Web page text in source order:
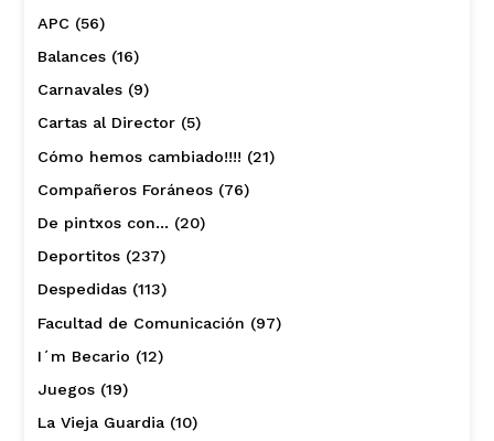
APC(56)
Balances(16)
Carnavales(9)
Cartas al Director(5)
Cómo hemos cambiado!!!! (21)
Compañeros Foráneos(76)
De pintxos con… (20)
Deportitos(237)
Despedidas(113)
Facultad de Comunicación (97)
I´m Becario (12)
Juegos(19)
La Vieja Guardia(10)